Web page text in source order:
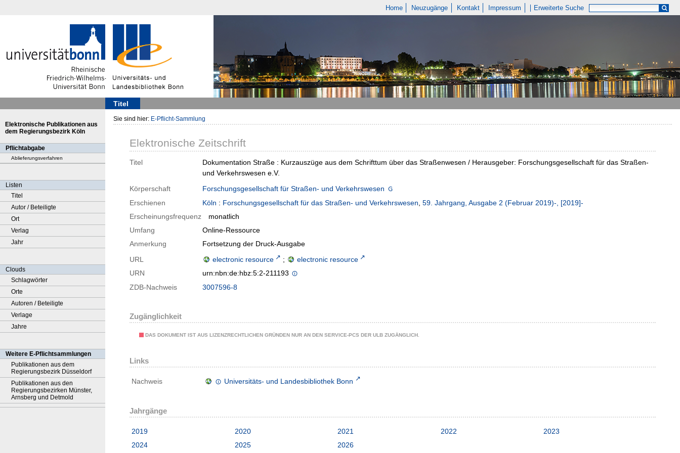
Home Neuzugänge Kontakt Impressum Erweiterte Suche
Titel
Elektronische Publikationen aus
dem Regierungsbezirk Köln
Pflichtabgabe
Ablieferungsverfahren
Listen
Titel
Autor / Beteiligte
Ort
Verlag
Jahr
Clouds
Schlagwörter
Orte
Autoren / Beteiligte
Verlage
Jahre
Weitere E-Pflichtsammlungen
Publikationen aus dem
Regierungsbezirk Düsseldorf
Publikationen aus den
Regierungsbezirken Münster,
Arnsberg und Detmold
Sie sind hier: E-Pflicht-Sammlung
Elektronische Zeitschrift
Titel
Dokumentation Straße : Kurzauszüge aus dem Schrifttum über das Straßenwesen / Herausgeber: Forschungsgesellschaft für das Straßen-
und Verkehrswesen e.V.
Körperschaft
Forschungsgesellschaft für Straßen- und Verkehrswesen
Erschienen
Köln : Forschungsgesellschaft für das Straßen- und Verkehrswesen, 59. Jahrgang, Ausgabe 2 (Februar 2019)-, [2019]-
Erscheinungsfrequenz
monatlich
Umfang
Online-Ressource
Anmerkung
Fortsetzung der Druck-Ausgabe
URL
electronic resource ;
electronic resource
URN
urn:nbn:de:hbz:5:2-211193
ZDB-Nachweis
3007596-8
Zugänglichkeit
DAS DOKUMENT IST AUS LIZENZRECHTLICHEN GRÜNDEN NUR AN DEN SERVICE-PCS DER ULB ZUGÄNGLICH.
Links
Nachweis Universitäts- und Landesbibliothek Bonn
Jahrgänge
2019 2020 2021 2022
2023
2024
2025 2026